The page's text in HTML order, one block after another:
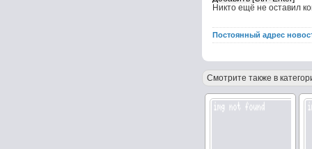
Никто ещё не оставил
Постоянный адрес
Смотрите также в